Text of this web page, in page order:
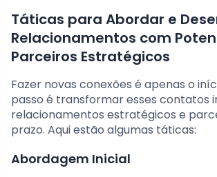
Táticas para Abordar e
Relacionamentos com
Parceiros Estratégicos
Fazer novas conexões é apenas o
passo é transformar esses contatos
relacionamentos estratégicos e
prazo. Aqui estão algumas táticas:
Abordagem Inicial